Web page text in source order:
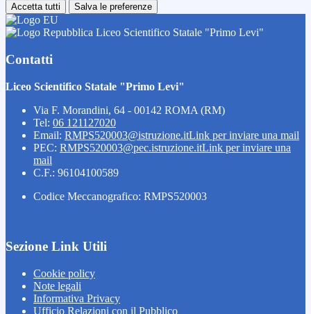
Accetta tutti Salva le preferenze
Liceo Scientifico Statale "Primo Levi"
Contatti
Liceo Scientifico Statale "Primo Levi"
Via F. Morandini, 64 - 00142 ROMA (RM)
Tel: 06 121127020
Email: RMPS520003@istruzione.itLink per inviare una mail
PEC: RMPS520003@pec.istruzione.itLink per inviare una
mail
C.F.: 96104100589
Codice Meccanografico: RMPS520003
Sezione Link Utili
Cookie policy
Note legali
Informativa Privacy
Ufficio Relazioni con il Pubblico